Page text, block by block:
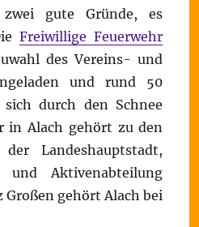
gute Gründe, es
Freiwillige Feuerwehr
des Vereins- und
und rund 50
durch den Schnee
in Alach gehört zu den
Landeshauptstadt,
Aktivenabteilung
Großen gehört Alach bei